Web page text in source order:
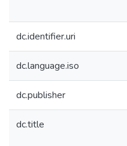
dc.identifier.uri
dc.language.iso
dc.publisher
dc.title